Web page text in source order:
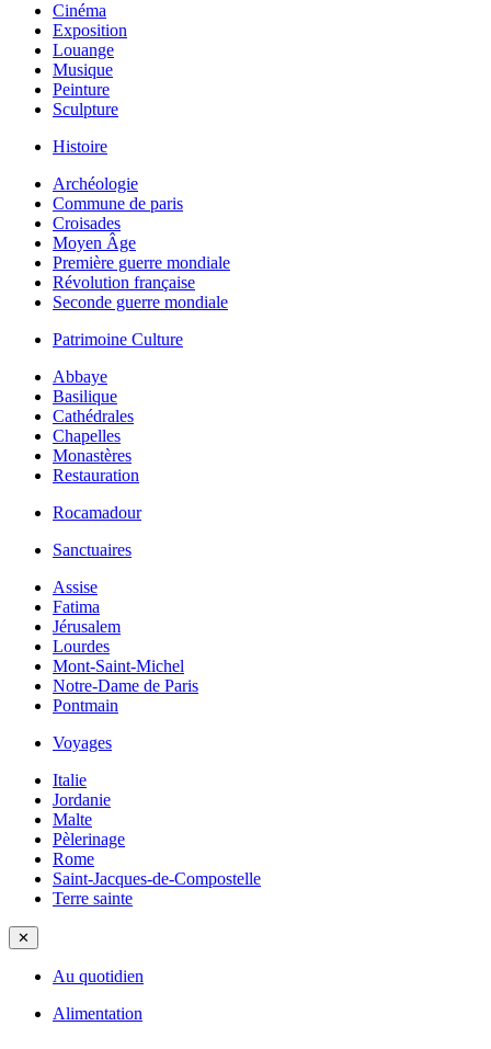
Cinéma
Exposition
Louange
Musique
Peinture
Sculpture
Histoire
Archéologie
Commune de paris
Croisades
Moyen Âge
Première guerre mondiale
Révolution française
Seconde guerre mondiale
Patrimoine Culture
Abbaye
Basilique
Cathédrales
Chapelles
Monastères
Restauration
Rocamadour
Sanctuaires
Assise
Fatima
Jérusalem
Lourdes
Mont-Saint-Michel
Notre-Dame de Paris
Pontmain
Voyages
Italie
Jordanie
Malte
Pèlerinage
Rome
Saint-Jacques-de-Compostelle
Terre sainte
✕
Au quotidien
Alimentation